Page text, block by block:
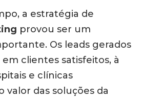
a estratégia de
provou ser um
Os leads gerados
clientes satisfeitos, à
e clínicas
valor das soluções da